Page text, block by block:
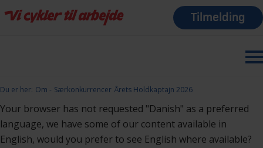
Tilmelding
Du er her: Om Særkonkurrencer Årets Holdkaptajn 2026
Your browser has not requested "Danish" as a preferred
language, we have some of our content available in
English, would you prefer to see English where available?